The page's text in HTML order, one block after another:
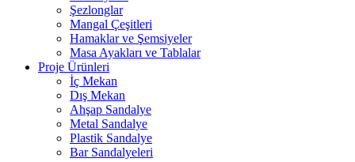
Şezlonglar
Mangal Çeşitleri
Hamaklar ve Şemsiyeler
Masa Ayakları ve Tablalar
Proje Ürünleri
İç Mekan
Dış Mekan
Ahşap Sandalye
Metal Sandalye
Plastik Sandalye
Bar Sandalyeleri